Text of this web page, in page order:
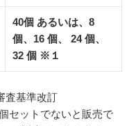
40個 あるいは、8
個、16 個、 24 個、
32 個 ※１
査基準改訂
セットでないと販売で